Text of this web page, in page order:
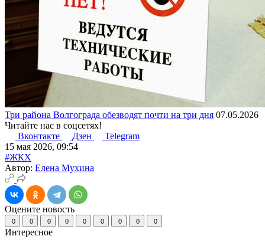
Три района Волгограда обезводят почти на три дня 07.05.2026
Читайте нас в соцсетях!
Вконтакте
Дзен
Telegram
15 мая 2026, 09:54
#ЖКХ
Автор: Елена Мухина
Оцените новость
0 0 0 0 0 0 0 0 0
Интересное